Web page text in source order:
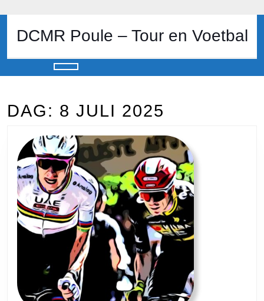
to
contentDCMR Poule – Tour en Voetbal
Button
DAG: 8 JULI 2025